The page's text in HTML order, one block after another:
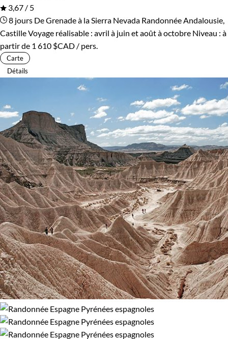
3,67 / 5
8 jours De Grenade à la Sierra Nevada Randonnée Andalousie,
CastilleVoyage réalisable : avril à juin et août à octobre Niveau : à
partir de 1 610 $CAD / pers.
Carte
Détails